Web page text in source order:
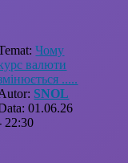
Чому
валюти
.....
SNOL
01.06.26
22:30